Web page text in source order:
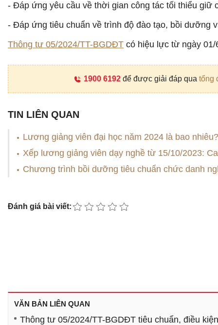
- Đáp ứng yêu cầu về thời gian công tác tối thiểu giữ
- Đáp ứng tiêu chuẩn về trình độ đào tạo, bồi dưỡng
Thông tư 05/2024/TT-BGDĐT có hiệu lực từ ngày 01/
1900 6192để được giải đáp qua tổng
TIN LIÊN QUAN
Lương giảng viên đại học năm 2024 là bao nhiêu?
Xếp lương giảng viên dạy nghề từ 15/10/2023:
Chương trình bồi dưỡng tiêu chuẩn chức danh
Đánh giá bài viết:
VĂN BẢN LIÊN QUAN
Thông tư 05/2024/TT-BGDĐT tiêu chuẩn, điều